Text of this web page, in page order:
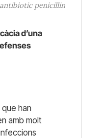
penicillin
d’una
han
amb molt